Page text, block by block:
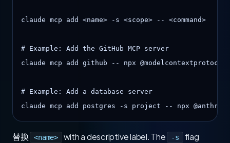
claude mcp add <name> -s <scope> -- <command>
# Example: Add the GitHub MCP server
claude mcp add github -- npx
# Example: Add a database server
claude mcp add postgres -s project -- npx
替换 <name> with a descriptive label. The -s
flag